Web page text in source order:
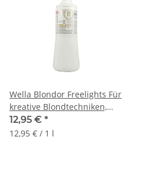
Wella Blondor Freelights Für
kreative Blondtechniken,
1000ml
12,95 € *
12,95 € / 1 l